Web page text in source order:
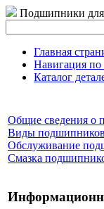
Подшипники
Главная
Навигация по
Каталог
Общие сведения о
Виды подшипников
Обслуживание
Смазка